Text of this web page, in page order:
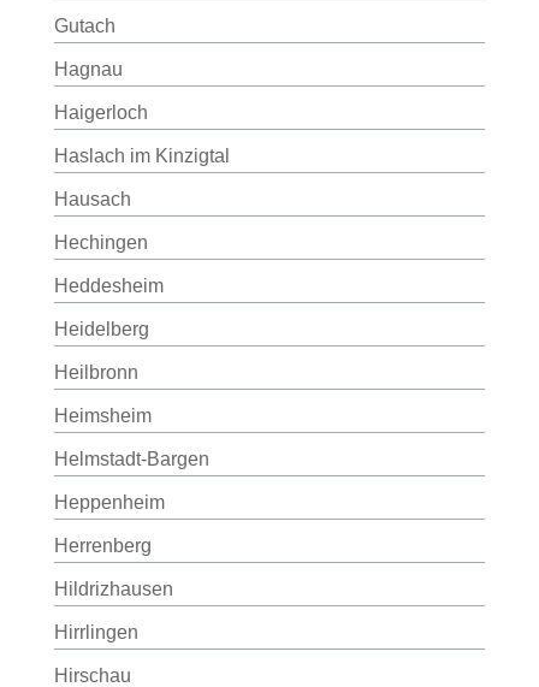
Gutach
Hagnau
Haigerloch
Haslach im Kinzigtal
Hausach
Hechingen
Heddesheim
Heidelberg
Heilbronn
Heimsheim
Helmstadt-Bargen
Heppenheim
Herrenberg
Hildrizhausen
Hirrlingen
Hirschau